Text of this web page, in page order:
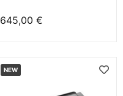
645,00 €
NEW